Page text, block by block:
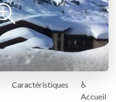
Caractéristiques
♿
Accueil